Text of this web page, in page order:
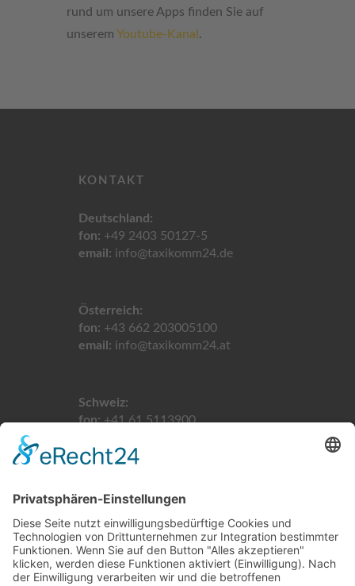
rund um unsere Apps finden Sie auf
unserem Youtube-Kanal .
KONTAKT
Deutschland:
fon: +49 2403 50127-5
email: info@taxikomm24.de
Österreich:
fon: +43 662 203005100
email: info@taxikomm24.at
Schweiz:
fon:+41 61 5113900
Home
Impressum
Datenschutz